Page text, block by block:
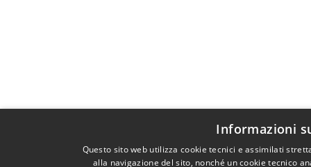
Informazioni
Questo sito web utilizza cookie tecnici e assimilati
alla navigazione del sito, nonché un cookie tecnico